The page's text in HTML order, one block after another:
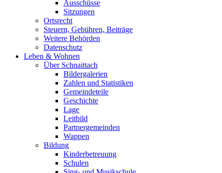
Ausschüsse
Sitzungen
Ortsrecht
Steuern, Gebühren, Beiträge
Weitere Behörden
Datenschutz
Leben & Wohnen
Über Schnaittach
Bildergalerien
Zahlen und Statistiken
Gemeindeteile
Geschichte
Lage
Leitbild
Partnergemeinden
Wappen
Bildung
Kinderbetreuung
Schulen